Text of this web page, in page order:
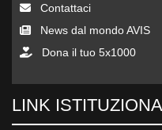
Contattaci
News dal mondo AVIS
Dona il tuo 5x1000
LINK